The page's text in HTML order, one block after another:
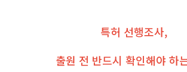
특허 선행조사,
출원 전 반드시 확인해야 하